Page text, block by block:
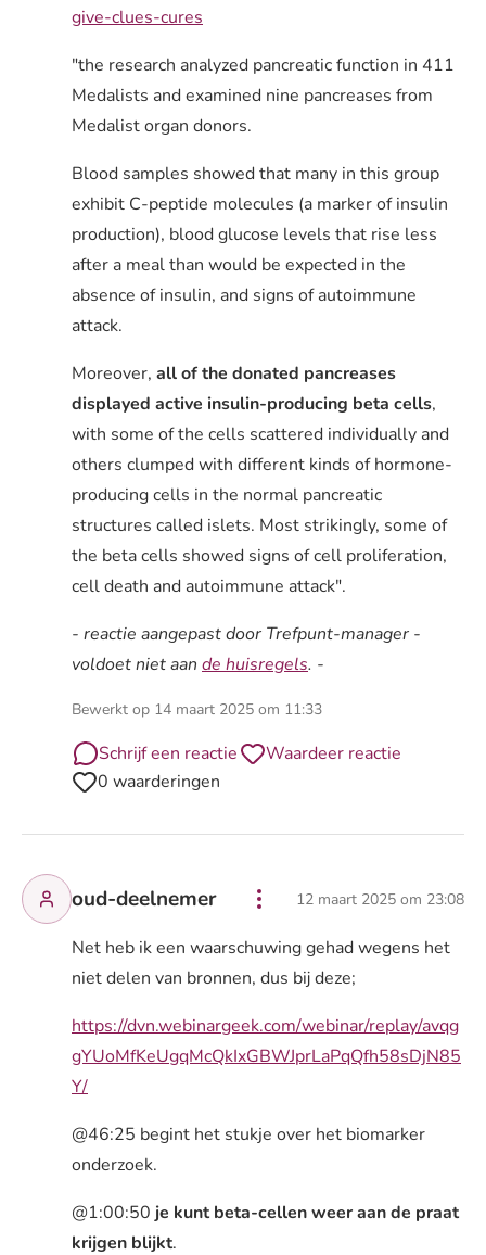
give-clues-cures
"the research analyzed pancreatic function in 411
Medalists and examined nine pancreases from
Medalist organ donors.
Blood samples showed that many in this group
exhibit C-peptide molecules (a marker of insulin
production), blood glucose levels that rise less
after a meal than would be expected in the
absence of insulin, and signs of autoimmune
attack.
Moreover, all of the donated pancreases
displayed active insulin-producing beta cells,
with some of the cells scattered individually and
others clumped with different kinds of hormone-
producing cells in the normal pancreatic
structures called islets. Most strikingly, some of
the beta cells showed signs of cell proliferation,
cell death and autoimmune attack".
- reactie aangepast door Trefpunt-manager -
voldoet niet aan de huisregels. -
Bewerkt op 14 maart 2025 om 11:33
Schrijf een reactie
Waardeer reactie
0 waarderingen
oud-deelnemer 12 maart 2025 om 23:08
Net heb ik een waarschuwing gehad wegens het
niet delen van bronnen, dus bij deze;
https://dvn.webinargeek.com/webinar/replay/avqg
gYUoMfKeUgqMcQkIxGBWJprLaPqQfh58sDjN85
Y/
@46:25 begint het stukje over het biomarker
onderzoek.
@1:00:50 je kunt beta-cellen weer aan de praat
krijgen blijkt.